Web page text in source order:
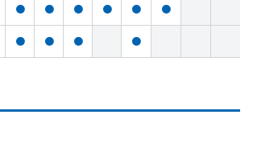
● ● ● ● ● ●
● ● ● ●